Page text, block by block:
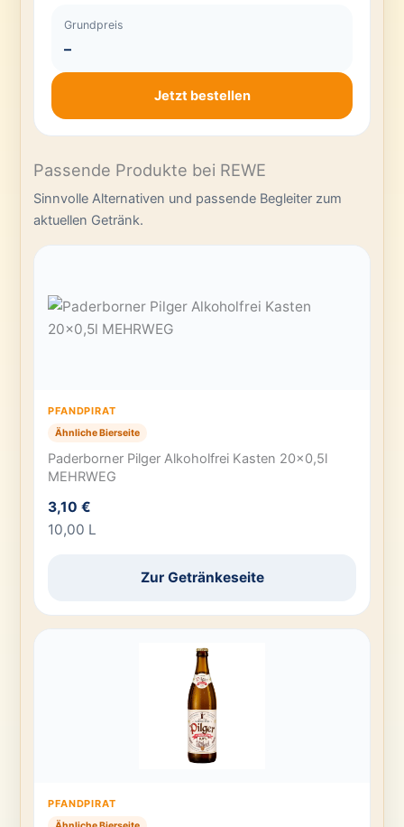
Grundpreis
–
Jetzt bestellen
Passende Produkte bei REWE
Sinnvolle Alternativen und passende Begleiter zum
aktuellen Getränk.
PFANDPIRAT
Ähnliche Bierseite
Paderborner Pilger Alkoholfrei Kasten 20×0,5l
MEHRWEG
3,10 €
10,00 L
Zur Getränkeseite
PFANDPIRAT